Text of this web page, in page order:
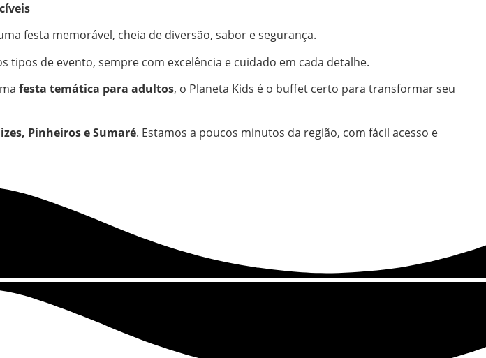
festa memorável, cheia de diversão, sabor e segurança.
de evento, sempre com excelência e cuidado em cada detalhe.
festa temática para adultos, o Planeta Kids é o buffet certo para transformar seu
Pinheiros e Sumaré. Estamos a poucos minutos da região, com fácil acesso e